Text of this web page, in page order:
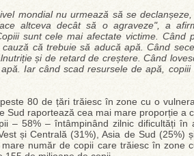
mondial nu urmează să se
altceva decât să o agraveze", a
sunt cele mai afectate victime. Când
că trebuie să aducă apă. Când
și de retard de creștere. Când
Iar când scad resursele de apă,
80 de țări trăiesc în zone cu o
Sud raportează cea mai mare proporție a
– 58% – întâmpinând zilnic dificultăți în
și Centrală (31%), Asia de Sud (25%)
număr de copii care trăiesc în zone